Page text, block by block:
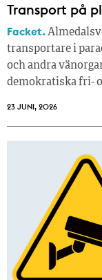
Transport på
Facket.
transportare i
och andra
demokratiska fri-
23 JUNI, 2026